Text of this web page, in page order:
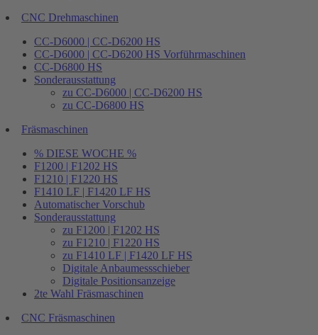
CNC Drehmaschinen
CC-D6000 | CC-D6200 HS
CC-D6000 | CC-D6200 HS Vorführmaschinen
CC-D6800 HS
Sonderausstattung
zu CC-D6000 | CC-D6200 HS
zu CC-D6800 HS
Fräsmaschinen
% DIESE WOCHE %
F1200 | F1202 HS
F1210 | F1220 HS
F1410 LF | F1420 LF HS
Automatischer Vorschub
Sonderausstattung
zu F1200 | F1202 HS
zu F1210 | F1220 HS
zu F1410 LF | F1420 LF HS
Digitale Anbaumessschieber
Digitale Positionsanzeige
2te Wahl Fräsmaschinen
CNC Fräsmaschinen